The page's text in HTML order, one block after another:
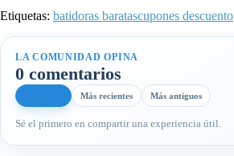
Etiquetas: batidoras baratascupones descuento
LA COMUNIDAD OPINA
0 comentarios
Más recientes Más antiguos
Sé el primero en compartir una experiencia útil.